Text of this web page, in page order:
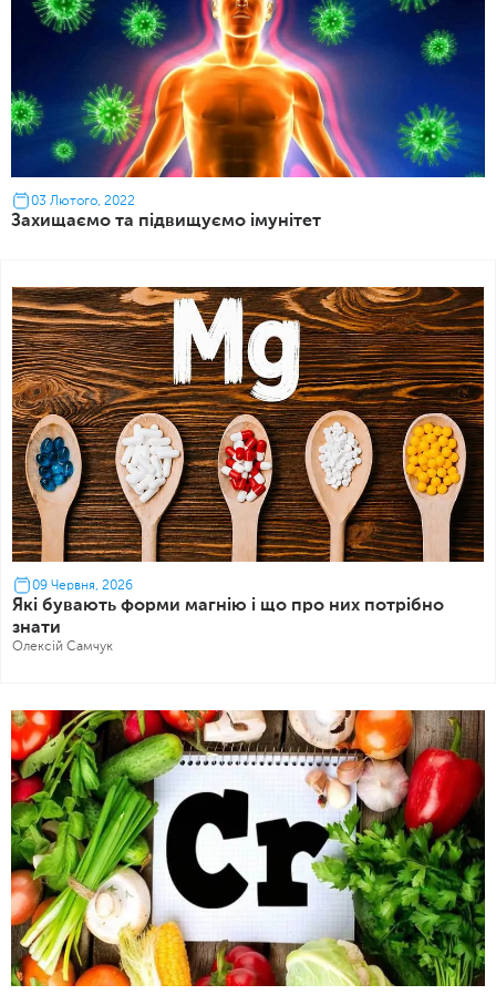
03 Лютого, 2022
Захищаємо та підвищуємо імунітет
09 Червня, 2026
Які бувають форми магнію і що про них потрібно
знати
Олексій Самчук